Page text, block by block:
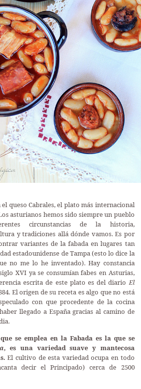
el queso Cabrales, el plato más internacional
asturianos hemos sido siempre un pueblo
circunstancias de la historia,
y tradiciones allá dónde vamos. Es por
variantes de la fabada en lugares tan
estadounidense de Tampa (esto lo dice la
no me lo he inventado). Hay constancia
XVI ya se consumían fabes en Asturias,
escrita de este plato es del diario El
El origen de su receta es algo que no está
con que procedente de la cocina
llegado a España gracias al camino de
se emplea en la Fabada es la que se
, es una variedad suave y mantecosa
El cultivo de esta variedad ocupa en todo
decir el Principado) cerca de 2500